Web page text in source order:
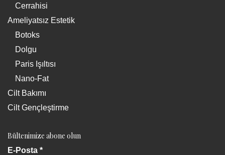
Cerrahisi
Ameliyatsız Estetik
Botoks
Dolgu
Paris Işıltısı
Nano-Fat
Cilt Bakımı
Cilt Gençleştirme
Bültenimize abone olun
E-Posta *